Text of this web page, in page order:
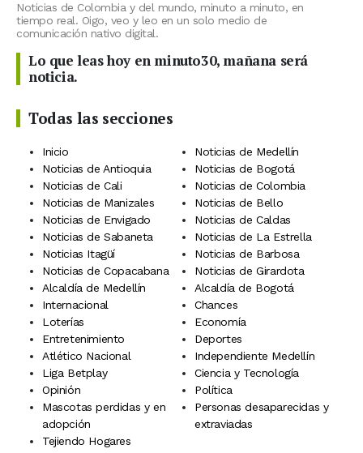
Noticias de Colombia y del mundo, minuto a minuto, en
tiempo real. Oigo, veo y leo en un solo medio de
comunicación nativo digital.
Lo que leas hoy en minuto30, mañana será
noticia.
Todas las secciones
Inicio
Noticias de Medellín
Noticias de Antioquia
Noticias de Bogotá
Noticias de Cali
Noticias de Colombia
Noticias de Manizales
Noticias de Bello
Noticias de Envigado
Noticias de Caldas
Noticias de Sabaneta
Noticias de La Estrella
Noticias Itagüí
Noticias de Barbosa
Noticias de Copacabana
Noticias de Girardota
Alcaldía de Medellín
Alcaldía de Bogotá
Internacional
Chances
Loterías
Economía
Entretenimiento
Deportes
Atlético Nacional
Independiente Medellín
Liga Betplay
Ciencia y Tecnología
Opinión
Política
Mascotas perdidas y en
adopción
Personas desaparecidas y
extraviadas
Tejiendo Hogares